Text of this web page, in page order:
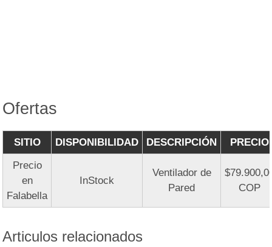
Ofertas
SITIO DISPONIBILIDAD DESCRIPCIÓN
PRECIO
Precio
en
Falabella
InStock
Ventilador de
Pared
COP
Articulos relacionados